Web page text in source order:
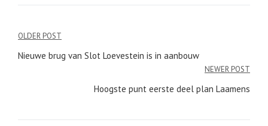
Bericht
navigatie
OLDER POST
Nieuwe brug van Slot Loevestein is in aanbouw
NEWER POST
Hoogste punt eerste deel plan Laamens